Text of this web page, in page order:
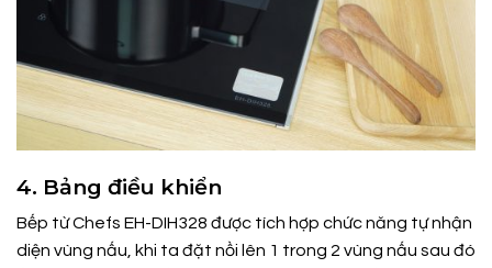
4. Bảng điều khiển
Bếp từ Chefs EH-DIH328 được tích hợp chức năng tự nhận
diện vùng nấu, khi ta đặt nồi lên 1 trong 2 vùng nấu sau đó